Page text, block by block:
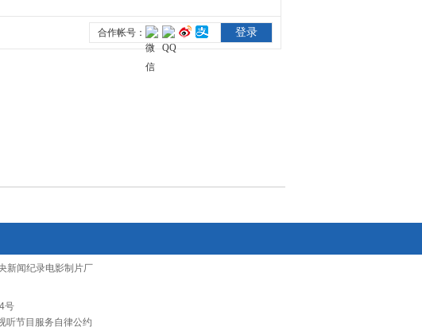
新闻纪录电影制片厂
号
听节目服务自律公约